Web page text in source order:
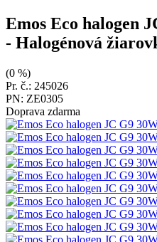
Emos Eco halogen
- Halogénová
(0 %)
Pr. č.: 245026
PN: ZE0305
Doprava zdarma